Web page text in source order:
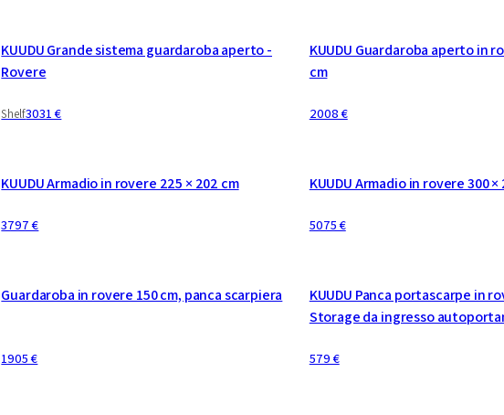
KUUDU Grande sistema guardaroba aperto -
Rovere
Shelf3031 €
KUUDU Guardaroba aperto in
cm
2008 €
KUUDU Armadio in rovere 225 × 202 cm
3797 €
KUUDU Armadio in rovere 300 ×
5075 €
Guardaroba in rovere 150 cm, panca scarpiera
1905 €
KUUDU Panca portascarpe in
Storage da ingresso
579 €